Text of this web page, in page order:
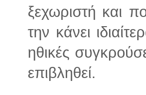
ξεχωριστή και
την κάνει
ηθικές
επιβληθεί.